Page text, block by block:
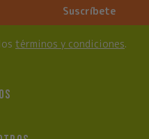
Suscríbete
términos y condiciones.